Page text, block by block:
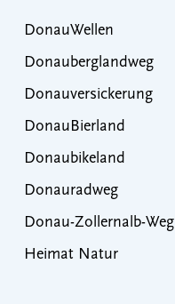
DonauWellen
Donauberglandweg
Donauversickerung
DonauBierland
Donaubikeland
Donauradweg
Donau-Zollernalb-Weg
Heimat Natur